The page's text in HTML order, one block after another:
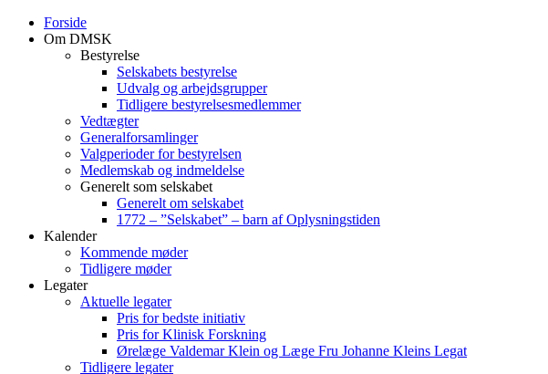
Forside
Om DMSK
Bestyrelse
Selskabets bestyrelse
Udvalg og arbejdsgrupper
Tidligere bestyrelsesmedlemmer
Vedtægter
Generalforsamlinger
Valgperioder for bestyrelsen
Medlemskab og indmeldelse
Generelt som selskabet
Generelt om selskabet
1772 – ”Selskabet” – barn af Oplysningstiden
Kalender
Kommende møder
Tidligere møder
Legater
Aktuelle legater
Pris for bedste initiativ
Pris for Klinisk Forskning
Ørelæge Valdemar Klein og Læge Fru Johanne Kleins Legat
Tidligere legater